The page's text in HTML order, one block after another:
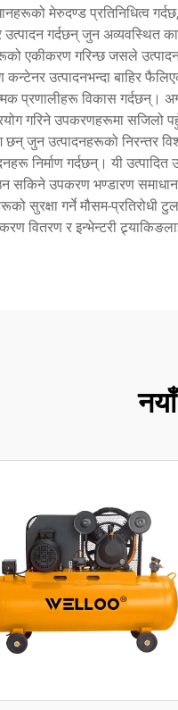
मेरुदण्ड प्रतिनिधित्व
गर्दछन् जुन अव्यवस्थित
एकीकरण गरिन्छ जसले
कन्टेनर उत्पादनभन्दा बाहिर
प्रणालीहरू विकास गर्दछन्।
गरिने उपकरणहरूमा
उत्पादनहरूको निरन्तर
निर्माण गर्दछन्। यी
उपकरण भण्डारण
सुरक्षा गर्ने मौसम-
वितरण र इन्भेन्टरी